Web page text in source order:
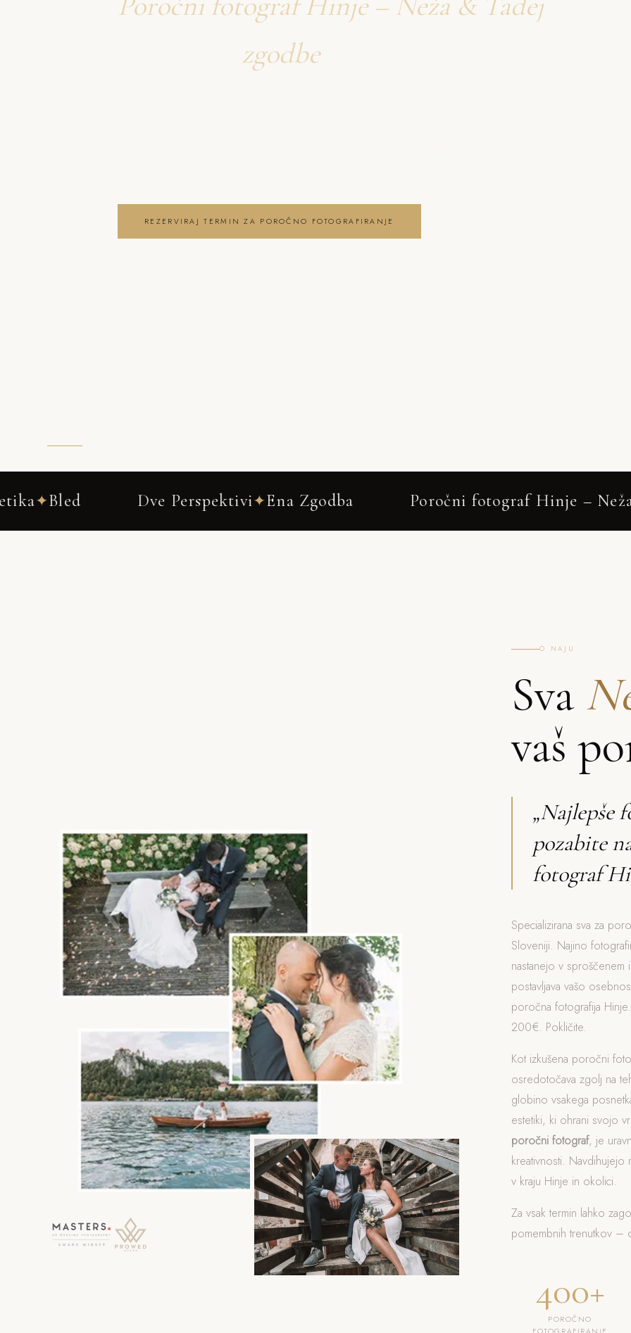
zgodbe
o poročno fotografiranje Hinje
REZERVIRAJ TERMIN ZA POROČNO FOTOGRAFIRANJE
Perspektivi Ena Zgodba Poročni fotograf Hinje – Neža & Tadej✦Hinje
O NAJU
Sva
vaš
„Najlepše
pozabite
fotograf
Specializirana sva za
Sloveniji. Najino
nastanejo v sproščenem
postavljava vašo
poročna fotografija
200€. Pokličite.
Kot izkušena poročni
osredotočava zgolj na
globino vsakega
estetiki, ki ohrani svojo
poročni fotograf, je
kreativnosti.
v kraju Hinje in okolici.
Za vsak termin lahko
pomembnih trenutkov –
400+
POROČNO